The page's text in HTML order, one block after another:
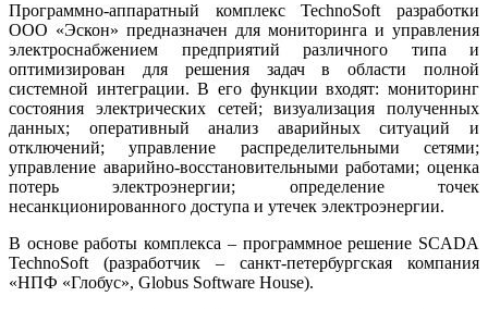
Программно-аппаратный комплекс TechnoSoft разработки
ООО «Эскон» предназначен для мониторинга и управления
электроснабжением предприятий различного ти­па и
оптимизирован для решения задач в области полной
системной интеграции. В его функции входят: мониторинг
состояния электрических сетей; визуализация полученных
данных; оперативный анализ аварийных ситуаций и
отключений; управление распределительными сетями;
управление аварийно-восстановительными работами; оценка
потерь электроэнергии; определение точек
несанкционированного доступа и утечек электроэнергии.
В основе работы комплекса – программное решение SCADA
TechnoSoft (разработчик – санкт-петербургская компания
«НПФ «Глобус», Globus Software House).